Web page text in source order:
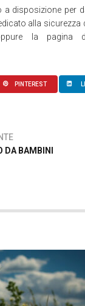
disposizione per
alla sicurezza
oppure la
PINTEREST
DA BAMBINI